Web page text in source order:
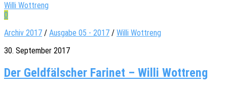
Willi Wottreng
0
Archiv 2017 / Ausgabe 05 - 2017 / Willi Wottreng
30. September 2017
Der Geldfälscher Farinet – Willi Wottreng